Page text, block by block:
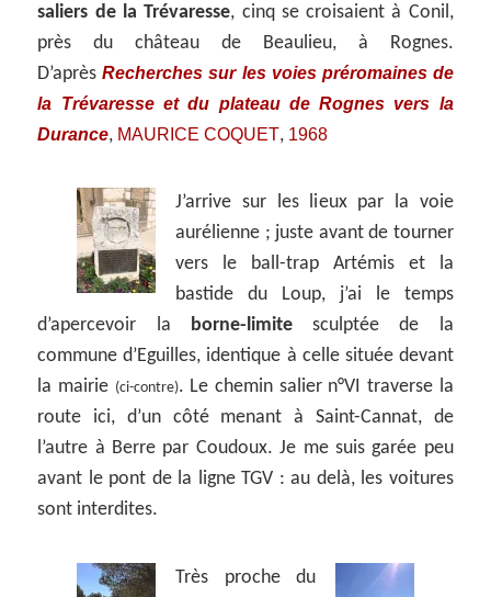
saliers de la Trévaresse, cinq se croisaient à Conil,
près du château de Beaulieu, à Rognes.
D’aprèsRecherches sur les voies préromaines de
la Trévaresse et du plateau de Rognes vers la
Durance, MAURICE COQUET, 1968
J’arrive sur les lieux par la voie
aurélienne ; juste avant de tourner
vers le ball-trap Artémis et la
bastide du Loup, j’ai le temps
d’apercevoir la borne-limitesculptée de la
commune d’Eguilles, identique à celle située devant
la mairie (ci-contre). Le chemin salier n°VI traverse la
route ici, d’un côté menant à Saint-Cannat, de
l’autre à Berre par Coudoux. Je me suis garée peu
avant le pont de la ligne TGV : au delà, les voitures
sont interdites.
Très proche du